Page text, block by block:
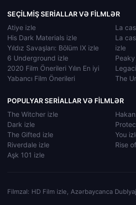
SEÇILMIŞ SERIALLAR VƏ FILMLƏR
Atiye izle
His Dark Materials izle
Yıldız Savaşları: Bölüm IX izle
6 Underground izle
2020 Film Önerileri Yılın En iyi
Yabancı Film Önerileri
La
La
izle
The
POPULYAR SERIALLAR VƏ FILMLƏR
The Witcher izle
Dark izle
The Gifted izle
Riverdale izle
Aşk 101 izle
You
Rise
Filmzal: HD Film izle, Azərbaycanca